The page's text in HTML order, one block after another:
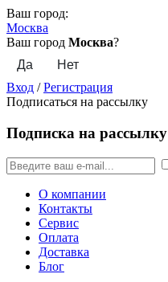
Ваш город:
Москва
Ваш город Москва?
Вход /Регистрация
Подписаться на рассылку
Подписка на рассылку
О компании
Контакты
Сервис
Оплата
Доставка
Блог